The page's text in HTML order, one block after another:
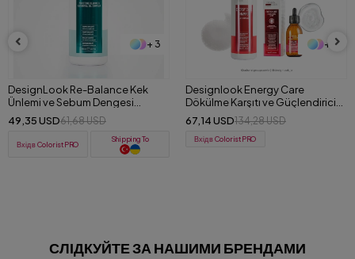
+ 3
Designlook Energy Care
Dökülme Karşıtı ve Güçlendirici
(Şampuan+Serum) Set
67,14 USD134,28 USD
+ 4
Design Look Repair Care
Yıpranmış Saçlar İçin Onarıcı 2'li
Set (Şampuan+Saç Kremi) 1000
ml
62,92 USD105,72 USD
Вхід в ColoristPRO
СЛІДКУЙТЕ ЗА НАШИМИ БРЕНДАМИ